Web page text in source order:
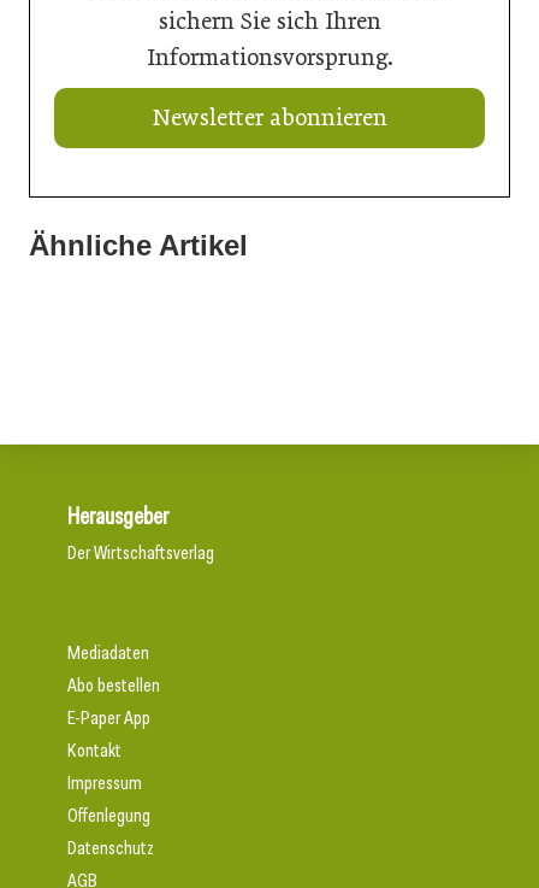
sichern Sie sich Ihren
Informationsvorsprung.
Newsletter abonnieren
Ähnliche Artikel
13. Juli 2026
Herausgeber
Der Wirtschaftsverlag
Mediadaten
Abo bestellen
E-Paper App
Kontakt
Impressum
Offenlegung
Datenschutz
AGB